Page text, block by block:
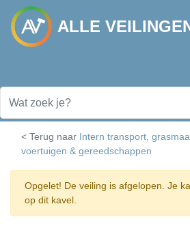
ALLE
< Terug naar Intern transport,
voertuigen & gereedschappen
Opgelet! De veiling is afgelopen. Je
op dit kavel.